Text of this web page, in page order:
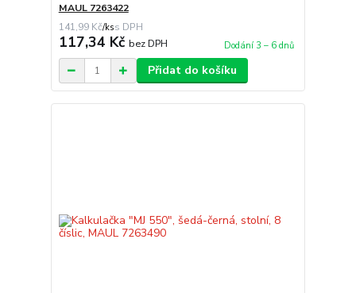
MAUL 7263422
141,99 Kč/ks
117,34 Kč bez DPH Dodání 3 – 6 dnů
Přidat do košíku